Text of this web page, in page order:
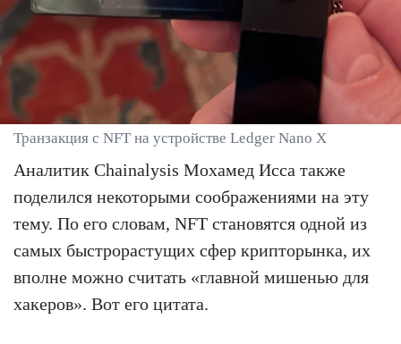
Транзакция с NFT на устройстве Ledger Nano X
Аналитик Chainalysis Мохамед Исса также
поделился некоторыми соображениями на эту
тему. По его словам, NFT становятся одной из
самых быстрорастущих сфер крипторынка, их
вполне можно считать «главной мишенью для
хакеров». Вот его цитата.